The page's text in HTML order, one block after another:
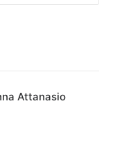
Attanasio